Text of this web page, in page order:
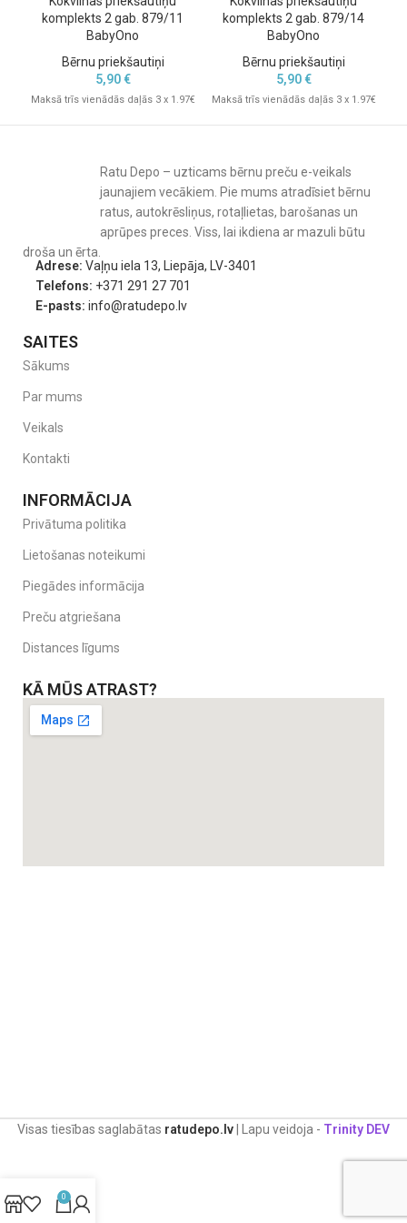
komplekts 2 gab. 879/11
BabyOno
Bērnu priekšautiņi
5,90€
Maksā trīs vienādās daļās 3 x 1.97€
komplekts 2 gab. 879/14
BabyOno
Bērnu priekšautiņi
5,90€
Maksā trīs vienādās daļās 3 x 1.97€
Ratu Depo – uzticams bērnu preču e-veikals
jaunajiem vecākiem. Pie mums atradīsiet bērnu
ratus, autokrēsliņus, rotaļlietas, barošanas un
aprūpes preces. Viss, lai ikdiena ar mazuli būtu
droša un ērta.
Adrese: Vaļņu iela 13, Liepāja, LV-3401
Telefons: +371 291 27 701
E-pasts: info@ratudepo.lv
SAITES
Sākums
Par mums
Veikals
Kontakti
INFORMĀCIJA
Privātuma politika
Lietošanas noteikumi
Piegādes informācija
Preču atgriešana
Distances līgums
KĀ MŪS ATRAST?
Visas tiesības saglabātas ratudepo.lv | Lapu veidoja - Trinity DEV
0